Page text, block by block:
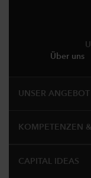
Über uns
UNSER ANGEBOT
KOMPETENZEN
CAPITAL IDEAS